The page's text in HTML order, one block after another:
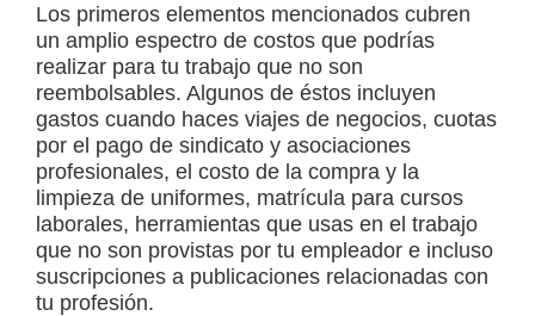
Los primeros elementos mencionados cubren
un amplio espectro de costos que podrías
realizar para tu trabajo que no son
reembolsables. Algunos de éstos incluyen
gastos cuando haces viajes de negocios, cuotas
por el pago de sindicato y asociaciones
profesionales, el costo de la compra y la
limpieza de uniformes, matrícula para cursos
laborales, herramientas que usas en el trabajo
que no son provistas por tu empleador e incluso
suscripciones a publicaciones relacionadas con
tu profesión.